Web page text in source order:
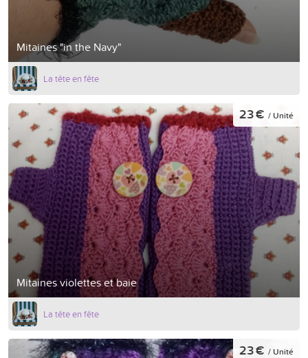
Mitaines "in the Navy"
La tête en fête
Mitaines violettes et baie
23 € / Unité
La tête en fête
23 € / Unité